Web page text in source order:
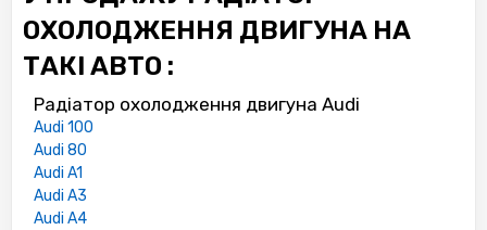
ОХОЛОДЖЕННЯ ДВИГУНА НА
ТАКІ АВТО :
Радіатор охолодження двигуна Audi
Audi 100
Audi 80
Audi A1
Audi A3
Audi A4